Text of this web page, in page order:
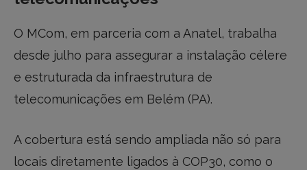
O MCom, em parceria com a Anatel, trabalha
desde julho para assegurar a instalação célere
e estruturada da infraestrutura de
telecomunicações em Belém (PA).
A cobertura está sendo ampliada não só para
locais diretamente ligados à COP30, como o